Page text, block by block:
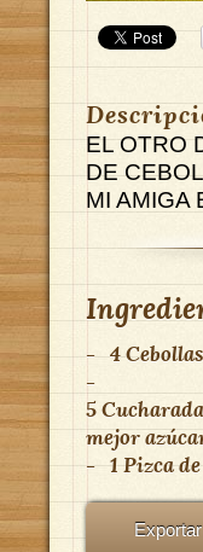
EL OTRO
DE
MI AMIGA
- 4 Cebollas
-
5
mejor
- 1 Pizca